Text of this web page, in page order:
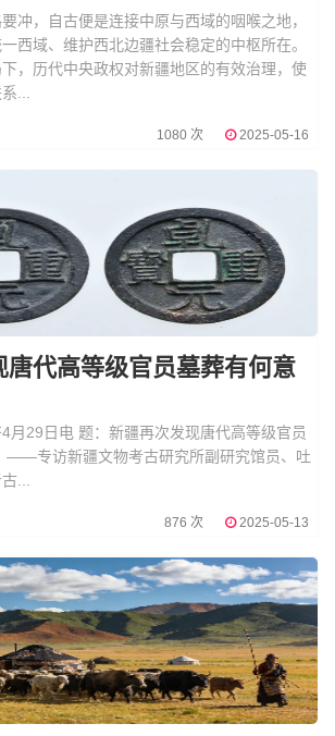
冲，自古便是连接中原与西域的咽喉之地，
西域、维护西北边疆社会稳定的中枢所在。
，历代中央政权对新疆地区的有效治理，使
...
1080 次 2025-05-16
唐代高等级官员墓葬有何意
29日电 题：新疆再次发现唐代高等级官员
专访新疆文物考古研究所副研究馆员、吐
...
876 次 2025-05-13